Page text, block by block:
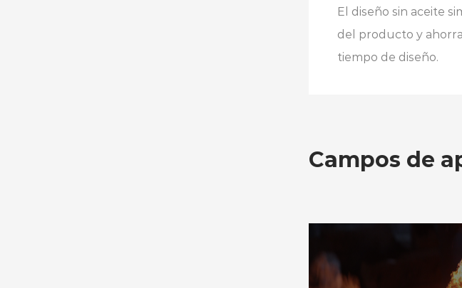
El diseño sin aceite
del producto y
tiempo de diseño.
Campos de